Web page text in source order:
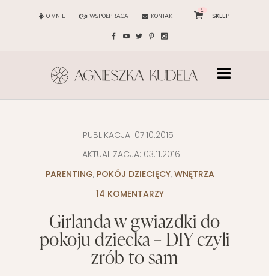
O MNIE WSPÓŁPRACA KONTAKT
1
SKLEP
PUBLIKACJA: 07.10.2015
AKTUALIZACJA: 03.11.2016
PARENTING, POKÓJ DZIECIĘCY, WNĘTRZA
14 KOMENTARZY
Girlanda w gwiazdki do
pokoju dziecka – DIY czyli
zrób to sam